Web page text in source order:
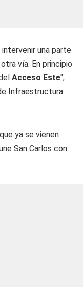
una parte
vía. En principio
Acceso Este",
Infraestructura
ya se vienen
San Carlos con